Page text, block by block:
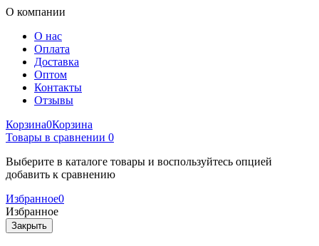
О компании
О нас
Оплата
Доставка
Оптом
Контакты
Отзывы
Корзина0Корзина
Товары в сравнении 0
Выберите в каталоге товары и воспользуйтесь опцией
добавить к сравнению
Избранное0
Избранное
Закрыть